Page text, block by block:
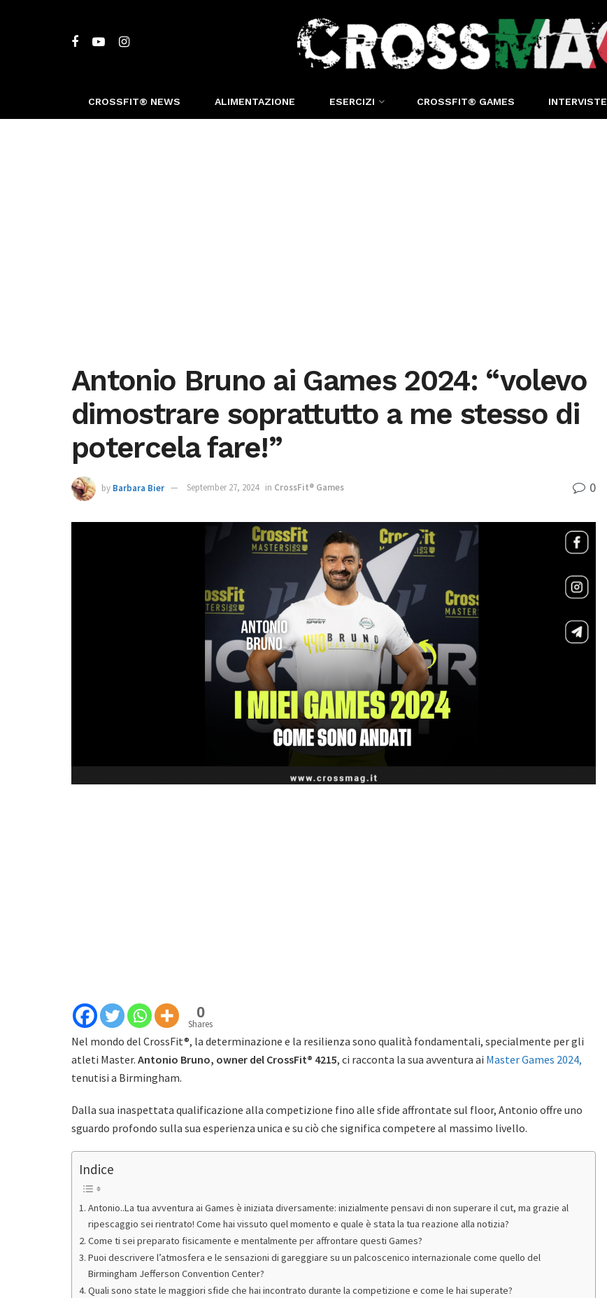
CROSSFIT® NEWS ALIMENTAZIONE ESERCIZI CROSSFIT® GAMES INTERVISTE
Antonio Bruno ai Games 2024: “volevo
dimostrare soprattutto a me stesso di
potercela fare!”
by Barbara Bier September 27, 2024 in CrossFit® Games 0
0
Shares
Nel mondo del CrossFit®, la determinazione e la resilienza sono qualità fondamentali, specialmente per gli
atleti Master. Antonio Bruno, owner del CrossFit® 4215, ci racconta la sua avventura ai Master Games 2024,
tenutisi a Birmingham.
Dalla sua inaspettata qualificazione alla competizione fino alle sfide affrontate sul floor, Antonio offre uno
sguardo profondo sulla sua esperienza unica e su ciò che significa competere al massimo livello.
Indice
Antonio..La tua avventura ai Games è iniziata diversamente: inizialmente pensavi di non superare il cut, ma grazie al
ripescaggio sei rientrato! Come hai vissuto quel momento e quale è stata la tua reazione alla notizia?
Come ti sei preparato fisicamente e mentalmente per affrontare questi Games?
Puoi descrivere l’atmosfera e le sensazioni di gareggiare su un palcoscenico internazionale come quello del
Birmingham Jefferson Convention Center?
Quali sono state le maggiori sfide che hai incontrato durante la competizione e come le hai superate?